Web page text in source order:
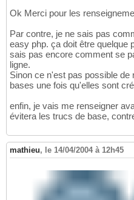
Ok Merci pour les
Par contre, je ne sais pas
easy php. ça doit être quelque
sais pas encore comment se
ligne.
Sinon ce n'est pas possible
bases une fois qu'elles sont
enfin, je vais me renseigner
évitera les trucs de base,
mathieu, le 14/04/2004 à 12h45